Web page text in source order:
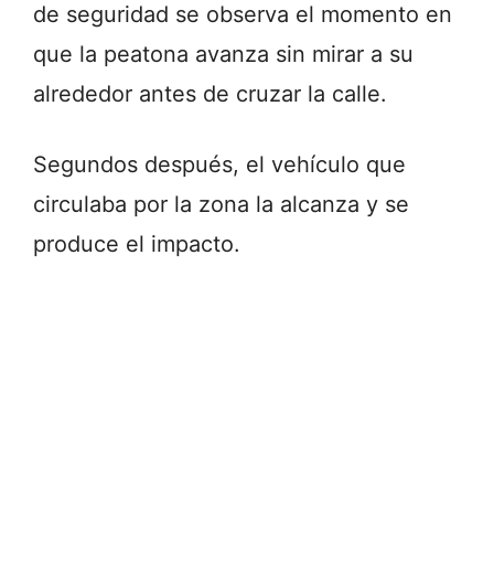
de seguridad se observa el momento en
que la peatona avanza sin mirar a su
alrededor antes de cruzar la calle.
Segundos después, el vehículo que
circulaba por la zona la alcanza y se
produce el impacto.